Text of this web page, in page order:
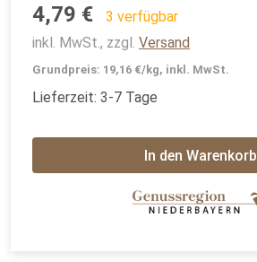
4,79 €
3 verfügbar
inkl. MwSt., zzgl. Versand
Grundpreis: 19,16 €/kg, inkl. MwSt.
Lieferzeit: 3-7 Tage
In den Warenkorb